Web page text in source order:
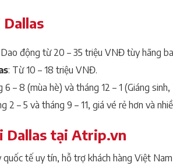
động từ 20 – 35 triệu VNĐ tùy hãng
: Từ 10 – 18 triệu VNĐ.
– 8 (mùa hè) và tháng 12 – 1 (Giáng
2 – 5 và tháng 9 – 11, giá vé rẻ hơn và
Dallas tại Atrip.vn
quốc tế uy tín, hỗ trợ khách hàng Việt